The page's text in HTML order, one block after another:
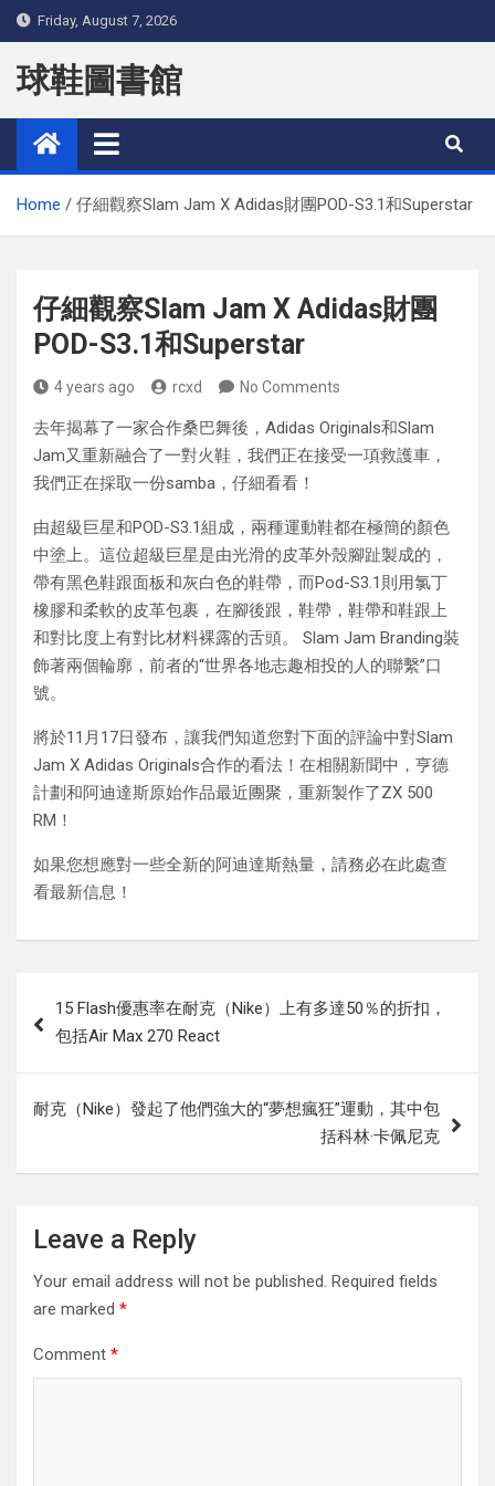
Skip
to
content
Friday, August 7, 2026
球鞋圖書館
Home 仔細觀察Slam Jam X Adidas財團POD-S3.1和Superstar
仔細觀察Slam Jam X Adidas財團
POD-S3.1和Superstar
4 years ago rcxd No Comments
去年揭幕了一家合作桑巴舞後，Adidas Originals和Slam
Jam又重新融合了一對火鞋，我們正在接受一項救護車，
我們正在採取一份samba，仔細看看！
由超級巨星和POD-S3.1組成，兩種運動鞋都在極簡的顏色
中塗上。這位超級巨星是由光滑的皮革外殼腳趾製成的，
帶有黑色鞋跟面板和灰白色的鞋帶，而Pod-S3.1則用氯丁
橡膠和柔軟的皮革包裹，在腳後跟，鞋帶，鞋帶和鞋跟上
和對比度上有對比材料裸露的舌頭。 Slam Jam Branding裝
飾著兩個輪廓，前者的“世界各地志趣相投的人的聯繫”口
號。
將於11月17日發布，讓我們知道您對下面的評論中對Slam
Jam X Adidas Originals合作的看法！在相關新聞中，亨德
計劃和阿迪達斯原始作品最近團聚，重新製作了ZX 500
RM！
如果您想應對一些全新的阿迪達斯熱量，請務必在此處查
看最新信息！
navigation
15 Flash優惠率在耐克（Nike）上有多達50％的折扣，
包括Air Max 270 React
耐克（Nike）發起了他們強大的“夢想瘋狂”運動，其中包
括科林·卡佩尼克
Leave a Reply
Your email address will not be published. Required fields
are marked *
Comment *